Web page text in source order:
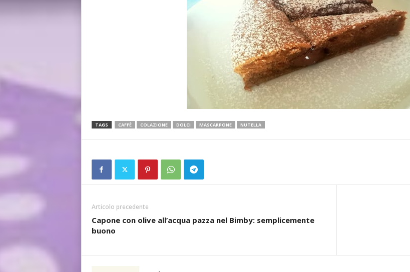
TAGS CAFFÈ COLAZIONE DOLCI MASCARPONE NUTELLA
Articolo precedente
Capone con olive all’acqua pazza nel Bimby: semplicemente
buono